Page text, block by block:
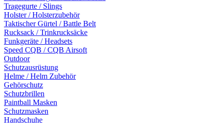
Tragegurte / Slings
Holster / Holsterzubehör
Taktischer Gürtel / Battle Belt
Rucksack / Trinkrucksäcke
Funkgeräte / Headsets
Speed CQB / CQB Airsoft
Outdoor
Schutzausrüstung
Helme / Helm Zubehör
Gehörschutz
Schutzbrillen
Paintball Masken
Schutzmasken
Handschuhe